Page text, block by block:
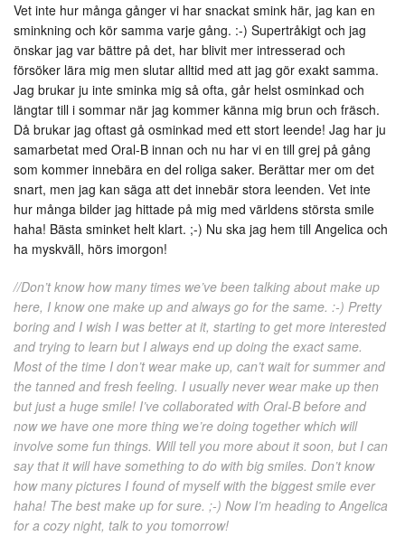
Vet inte hur många gånger vi har snackat smink här, jag kan en
sminkning och kör samma varje gång. :-) Supertråkigt och jag
önskar jag var bättre på det, har blivit mer intresserad och
försöker lära mig men slutar alltid med att jag gör exakt samma.
Jag brukar ju inte sminka mig så ofta, går helst osminkad och
längtar till i sommar när jag kommer känna mig brun och fräsch.
Då brukar jag oftast gå osminkad med ett stort leende! Jag har ju
samarbetat med Oral-B innan och nu har vi en till grej på gång
som kommer innebära en del roliga saker. Berättar mer om det
snart, men jag kan säga att det innebär stora leenden. Vet inte
hur många bilder jag hittade på mig med världens största smile
haha! Bästa sminket helt klart. ;-) Nu ska jag hem till Angelica och
ha myskväll, hörs imorgon!
//Don’t know how many times we’ve been talking about make up
here, I know one make up and always go for the same. :-) Pretty
boring and I wish I was better at it, starting to get more interested
and trying to learn but I always end up doing the exact same.
Most of the time I don’t wear make up, can’t wait for summer and
the tanned and fresh feeling. I usually never wear make up then
but just a huge smile! I’ve collaborated with Oral-B before and
now we have one more thing we’re doing together which will
involve some fun things. Will tell you more about it soon, but I can
say that it will have something to do with big smiles. Don’t know
how many pictures I found of myself with the biggest smile ever
haha! The best make up for sure. ;-) Now I’m heading to Angelica
for a cozy night, talk to you tomorrow!